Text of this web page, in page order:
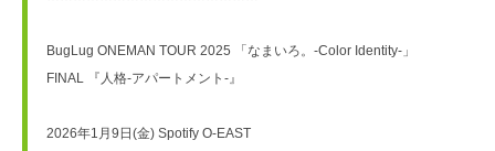
BugLug ONEMAN TOUR 2025 「なまいろ。-Color Identity-」
FINAL 『人格-アパートメント-』
2026年1月9日(金) Spotify O-EAST